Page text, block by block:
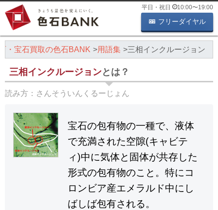
平日・祝日 10:00〜19:00
フリーダイヤル
・宝石買取の色石BANK 用語集 三相インクルージョン
三相インクルージョンとは？
読み方： さんそういんくるーじょん
宝石の包有物の一種で、液体
で充満された空隙(キャビテ
ィ)中に気体と固体が共存した
形式の包有物のこと。特にコ
ロンビア産エメラルド中にし
ばしば包有される。